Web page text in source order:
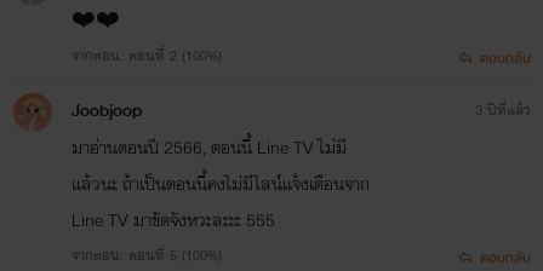
❤️❤️
จากตอน: ตอนที่ 2 (100%) ตอบกลับ
Joobjoop
มาอ่านตอนปี 2566, ตอนนี้ Line TV ไม่มี
แล้วนะ ถ้าเป็นตอนนี้คงไม่มีไลน์แจ้งเตือนจาก
Line TV มาขัดจังหวะละะะ 555
จากตอน: ตอนที่ 5 (100%)
3 ปีที่แล้ว
ตอบกลับ